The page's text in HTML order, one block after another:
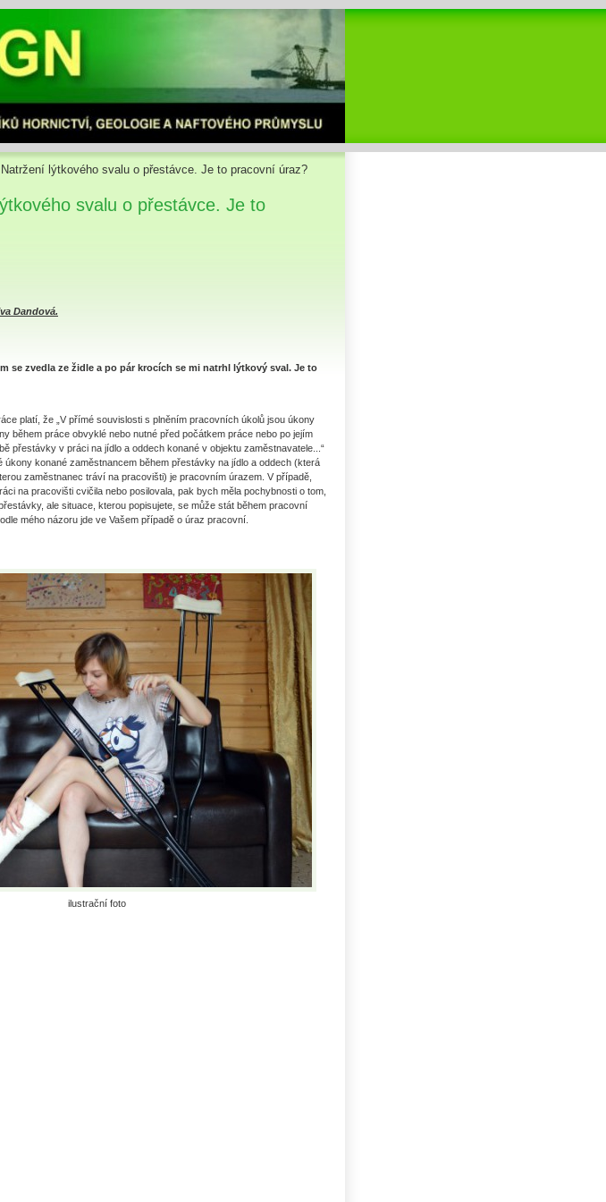
lýtkového svalu o přestávce. Je to pracovní úraz?
svalu o přestávce. Je to
Dandová.
se zvedla ze židle a po pár krocích se mi natrhl lýtkový sval. Je to
platí, že „V přímé souvislosti s plněním pracovních úkolů jsou úkony
během práce obvyklé nebo nutné před počátkem práce nebo po jejím
přestávky v práci na jídlo a oddech konané v objektu zaměstnavatele...“
úkony konané zaměstnancem během přestávky na jídlo a oddech (která
zaměstnanec tráví na pracovišti) je pracovním úrazem. V případě,
na pracovišti cvičila nebo posilovala, pak bych měla pochybnosti o tom,
ale situace, kterou popisujete, se může stát během pracovní
mého názoru jde ve Vašem případě o úraz pracovní.
ilustrační foto